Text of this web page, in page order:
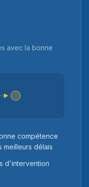
avec la bonne
compétence
meilleurs délais
d'intervention